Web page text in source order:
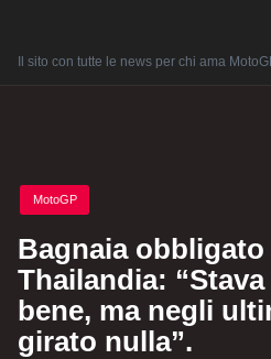
Il sito con tutte le news per chi ama
Posted
in
MotoGP
Bagnaia obbligato
Thailandia:
bene, ma negli
girato nulla”.